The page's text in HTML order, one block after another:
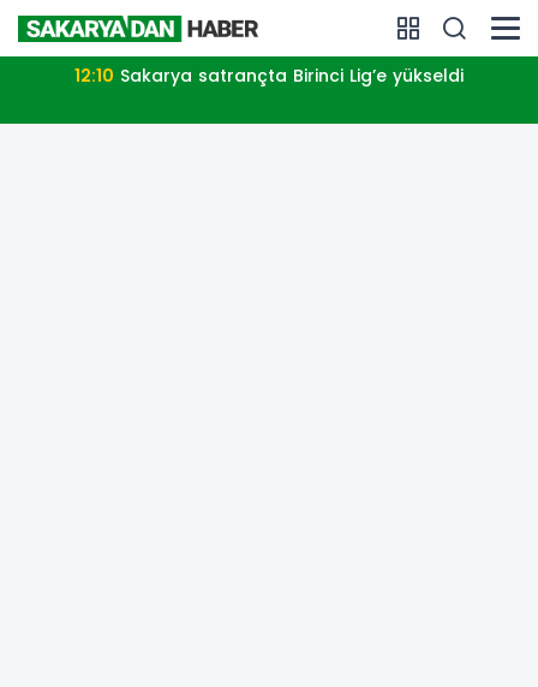
12:10 Sakarya satrançta Birinci Lig’e yükseldi